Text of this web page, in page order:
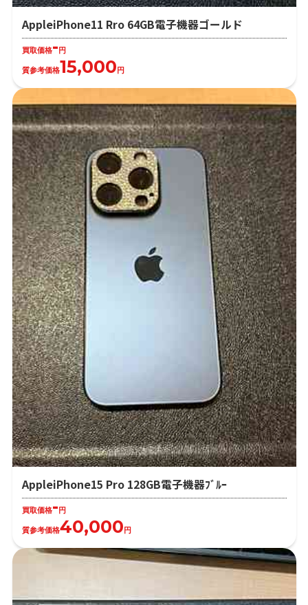
AppleiPhone11 Rro 64GB電子機器ゴールド
買取価格- 円
質参考価格15,000 円
AppleiPhone15 Pro 128GB電子機器ﾌﾞﾙｰ
買取価格- 円
質参考価格40,000 円